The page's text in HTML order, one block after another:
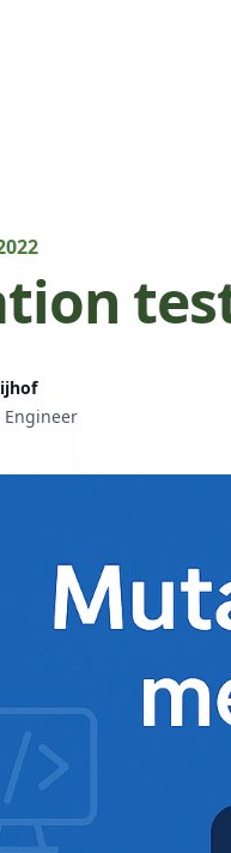
Engineer